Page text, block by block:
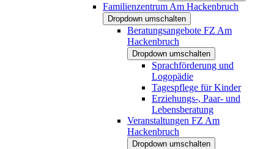
Familienzentrum Am Hackenbruch
Dropdown umschalten
Beratungsangebote FZ Am
Hackenbruch
Dropdown umschalten
Sprachförderung und
Logopädie
Tagespflege für Kinder
Erziehungs-, Paar- und
Lebensberatung
Veranstaltungen FZ Am
Hackenbruch
Dropdown umschalten